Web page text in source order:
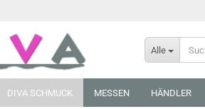
Alle
DIVA SCHMUCK MESSEN HÄNDLER